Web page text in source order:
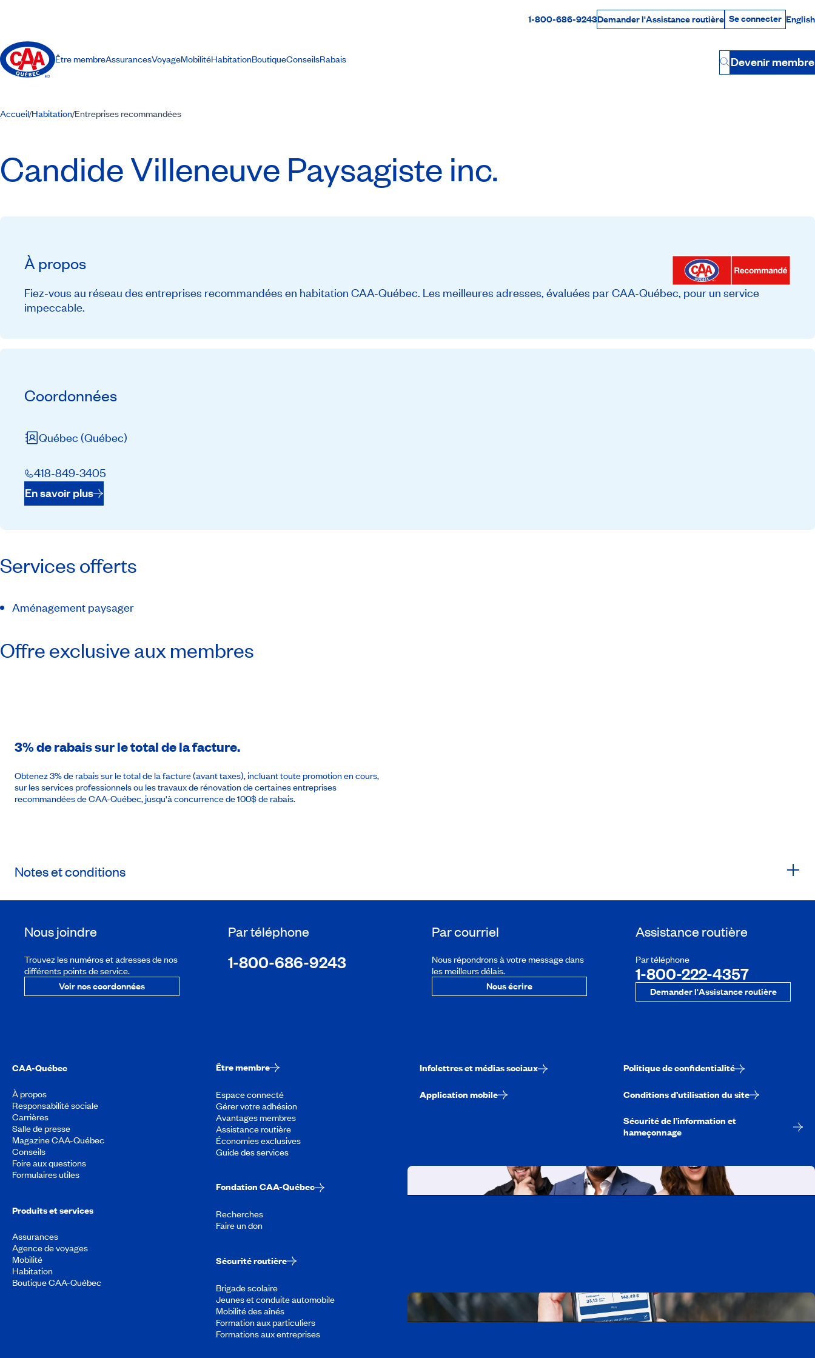
Par téléphone
1-800-686-9243Demander l'Assistance routière Se connecter
Se connecter English
Être membreAssurancesVoyageMobilitéHabitationBoutiqueConseilsRabais
Button
Devenir membre
Accueil/Habitation/Entreprises recommandées
Candide Villeneuve Paysagiste inc.
Recommandé par CAA-Québec
À propos
Fiez-vous au réseau des entreprises recommandées en habitation CAA-Québec. Les meilleures adresses, évaluées par CAA-Québec, pour un service
impeccable.
Coordonnées
Québec (Québec)
418-849-3405
En savoir plus
Services offerts
Aménagement paysager
Offre exclusive aux membres
3% de rabais sur le total de la facture.
Obtenez 3% de rabais sur le total de la facture (avant taxes), incluant toute promotion en cours,
sur les services professionnels ou les travaux de rénovation de certaines entreprises
recommandées de CAA-Québec, jusqu'à concurrence de 100$ de rabais.
Notes et conditions
Nous joindre
Trouvez les numéros et adresses de nos
différents points de service.
Voir nos coordonnées
Par téléphone
1-800-686-9243
Par courriel
Nous répondrons à votre message dans
les meilleurs délais.
Nous écrire
Assistance routière
Par téléphone
1-800-222-4357
Demander l'Assistance routière
CAA-Québec
À propos
Responsabilité sociale
Carrières
Salle de presse
Magazine CAA-Québec
Conseils
Foire aux questions
Formulaires utiles
Produits et services
Assurances
Agence de voyages
Mobilité
Habitation
Boutique CAA-Québec
Être membre
Espace connecté
Gérer votre adhésion
Avantages membres
Assistance routière
Économies exclusives
Guide des services
Fondation CAA-Québec
Recherches
Faire un don
Sécurité routière
Brigade scolaire
Jeunes et conduite automobile
Mobilité des aînés
Formation aux particuliers
Formations aux entreprises
Infolettres et médias sociaux
Application mobile
Politique de confidentialité
Conditions d’utilisation du site
Sécurité de l’information et
hameçonnage